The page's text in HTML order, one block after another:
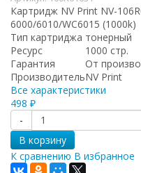
Картридж NV Print NV-
6000/6010/WC6015 (1000k)
Тип картриджа тонерный
Ресурс
1000 стр.
Гарантия
От
ПроизводительNV Print
Все характеристики
498 ₽
-
В корзину
К сравнению В избранное